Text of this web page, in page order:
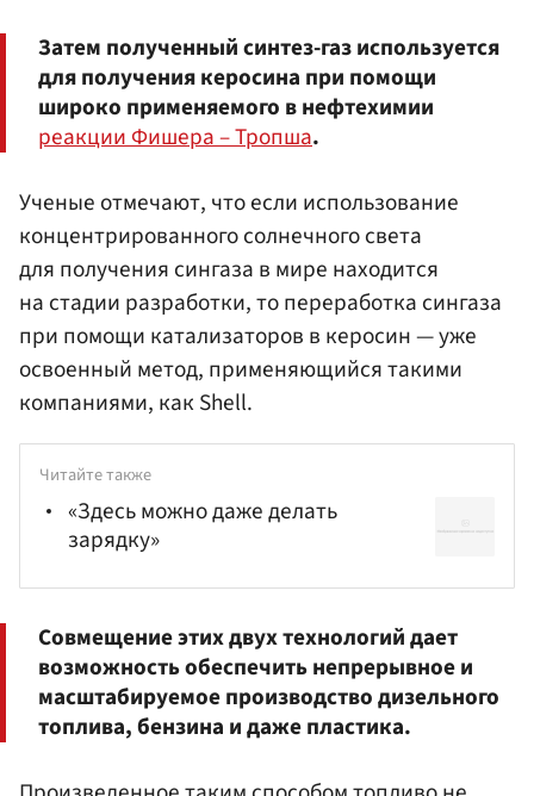
Затем полученный синтез-газ используется
для получения керосина при помощи
широко применяемого в нефтехимии
реакции Фишера – Тропша.
Ученые отмечают, что если использование
концентрированного солнечного света
для получения сингаза в мире находится
на стадии разработки, то переработка сингаза
при помощи катализаторов в керосин — уже
освоенный метод, применяющийся такими
компаниями, как Shell.
Читайте также
«Здесь можно даже делать
зарядку»
Совмещение этих двух технологий дает
возможность обеспечить непрерывное и
масштабируемое производство дизельного
топлива, бензина и даже пластика.